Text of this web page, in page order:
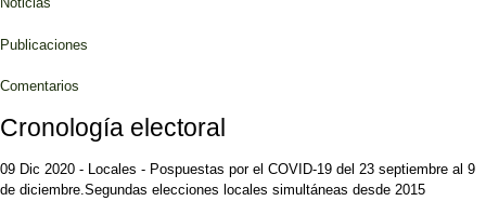
Publicaciones
Comentarios
Cronología electoral
09 Dic 2020 - Locales - Pospuestas por el COVID-19 del 23 septiembre al 9
de diciembre.Segundas elecciones locales simultáneas desde 2015